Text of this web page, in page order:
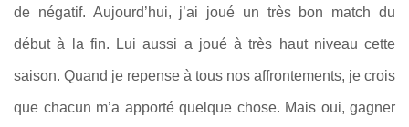
de négatif. Aujourd’hui, j’ai joué un très bon match du
début à la fin. Lui aussi a joué à très haut niveau cette
saison. Quand je repense à tous nos affrontements, je crois
que chacun m’a apporté quelque chose. Mais oui, gagner